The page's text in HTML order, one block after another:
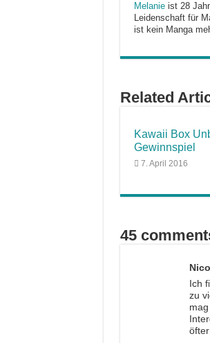
Melanieist 28
Leidenschaft für
ist kein Manga
Related
Kawaii Box
Gewinnspiel
7. April 2016
45
Ich
zu